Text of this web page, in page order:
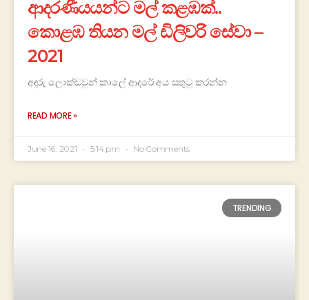
ආදරණීයයන්ට මල් කළඹක්..
කොළඹ තියන මල් ඩිලිවරි සේවා –
2021
අඳුරු ලොක්ඩවුන් කාලේ ආදරේ අය සතුටු කරන්න
READ MORE »
June 16, 2021 5:14 pm No Comments
TRENDING